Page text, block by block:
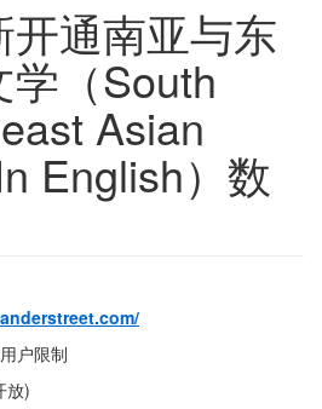
通南亚与东
（South
Asian
English）数
户限制
放)